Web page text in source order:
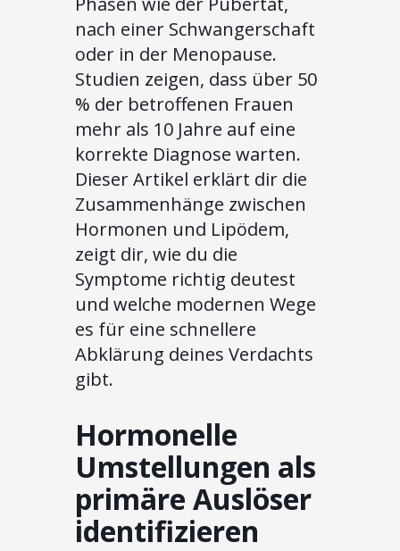
nach einer Schwangerschaft
oder in der Menopause.
Studien zeigen, dass über 50
% der betroffenen Frauen
mehr als 10 Jahre auf eine
korrekte Diagnose warten.
Dieser Artikel erklärt dir die
Zusammenhänge zwischen
Hormonen und Lipödem,
zeigt dir, wie du die
Symptome richtig deutest
und welche modernen Wege
es für eine schnellere
Abklärung deines Verdachts
gibt.
Hormonelle
Umstellungen als
primäre Auslöser
identifizieren